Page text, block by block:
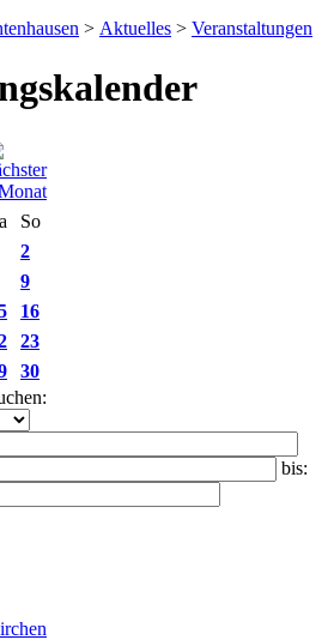
> Aktuelles > Veranstaltungen
So
2
9
16
23
30
bis: